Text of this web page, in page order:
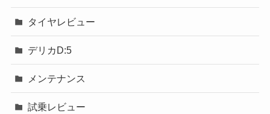
タイヤレビュー
デリカD:5
メンテナンス
試乗レビュー